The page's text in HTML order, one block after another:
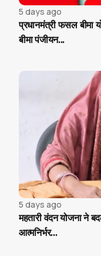
5 days ago
प्रधानमंत्री फसल
बीमा पंजीयन...
5 days ago
महतारी वंदन योजना ने
आत्मनिर्भर...